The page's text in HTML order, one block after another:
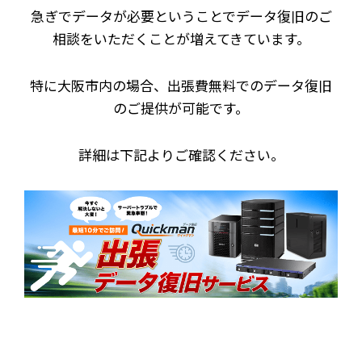
急ぎでデータが必要ということでデータ復旧のご
相談をいただくことが増えてきています。
特に大阪市内の場合、出張費無料でのデータ復旧
のご提供が可能です。
詳細は下記よりご確認ください。